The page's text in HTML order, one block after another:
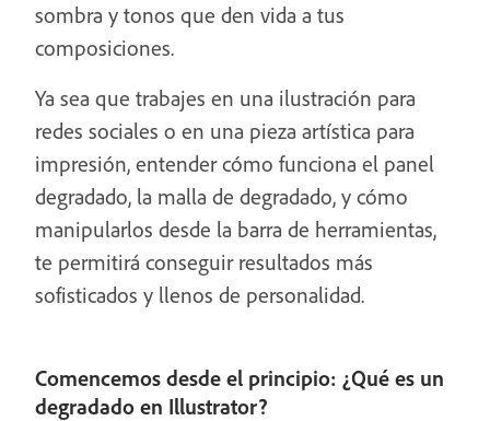
sombra y tonos que den vida a tus
composiciones.
Ya sea que trabajes en una ilustración para
redes sociales o en una pieza artística para
impresión, entender cómo funciona el panel
degradado, la malla de degradado, y cómo
manipularlos desde la barra de herramientas,
te permitirá conseguir resultados más
sofisticados y llenos de personalidad.
Comencemos desde el principio: ¿Qué es un
degradado en Illustrator?